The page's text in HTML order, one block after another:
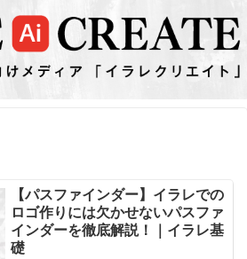
【パスファインダー】イラレでの
ロゴ作りには欠かせないパスファ
インダーを徹底解説！｜イラレ基
礎